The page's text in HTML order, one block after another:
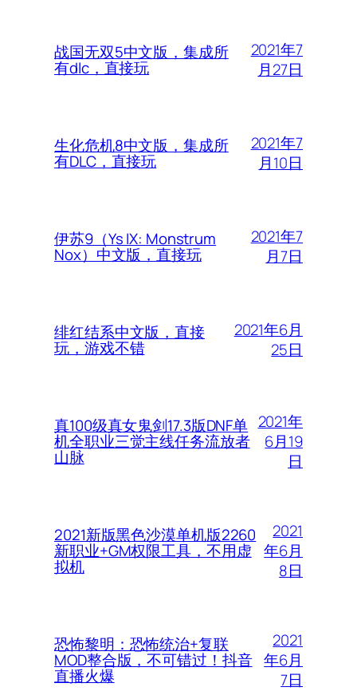
战国无双5中文版，集成所
有dlc，直接玩
2021年7
月27日
生化危机8中文版，集成所
有DLC，直接玩
2021年7
月10日
伊苏9（Ys IX: Monstrum
Nox）中文版，直接玩
2021年7
月7日
绯红结系中文版，直接
玩，游戏不错
2021年6月
25日
真100级真女鬼剑17.3版DNF单
机全职业三觉主线任务流放者
山脉
2021年
6月19
日
2021新版黑色沙漠单机版2260
新职业+GM权限工具，不用虚
拟机
2021
年6月
8日
恐怖黎明：恐怖统治+复联
MOD整合版，不可错过！抖音
直播火爆
2021
年6月
7日